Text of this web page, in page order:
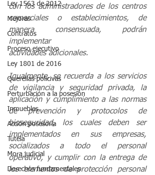
Ley 1563 de 2012
Mejoras
Contratos
Proceso ejecutivo
Ley 1801 de 2016
Querellas policivas
Perturbación a la posesión
Inmuebles
Acción posesoria
Tutela
Mora judicial
Derechos fundamentales
con los administradores de los centros
comerciales o establecimientos, de
manera consensuada, podrán
implementar
actividades adicionales.
Igualmente, se recuerda a los servicios
de vigilancia y seguridad privada, la
aplicación y cumplimiento a las normas
de prevención y protocolos de
bioseguridad, los cuales deben ser
implementados en sus empresas,
socializados a todo el personal
operativo, y cumplir con la entrega de
los elementos de protección personal